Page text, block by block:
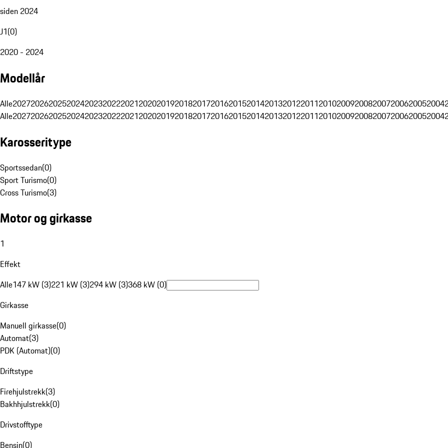
siden 2024
J1(0)
2020 - 2024
Modellår
Alle202720262025202420232022202120202019201820172016201520142013201220112010200920082007200620052004
Alle202720262025202420232022202120202019201820172016201520142013201220112010200920082007200620052004
Karosseritype
Sportssedan(0)
Sport Turismo(0)
Cross Turismo(3)
Motor og girkasse
1
Effekt
Alle147 kW (3)221 kW (3)294 kW (3)368 kW (0)
Girkasse
Manuell girkasse(0)
Automat(3)
PDK (Automat)(0)
Driftstype
Firehjulstrekk(3)
Bakhhjulstrekk(0)
Drivstofftype
Bensin(0)